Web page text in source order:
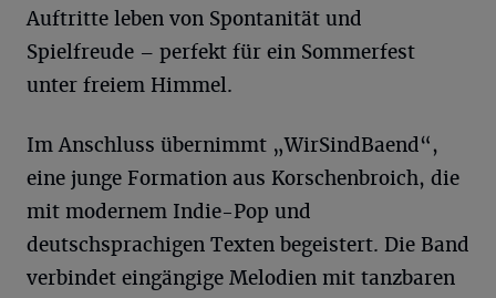
Auftritte leben von Spontanität und
Spielfreude – perfekt für ein Sommerfest
unter freiem Himmel.
Im Anschluss übernimmt „WirSindBaend“,
eine junge Formation aus Korschenbroich, die
mit modernem Indie-Pop und
deutschsprachigen Texten begeistert. Die Band
verbindet eingängige Melodien mit tanzbaren